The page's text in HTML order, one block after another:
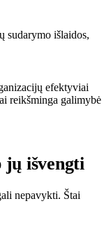
sudarymo išlaidos,
efektyviai
reikšminga galimybė
jų išvengti
nepavykti. Štai